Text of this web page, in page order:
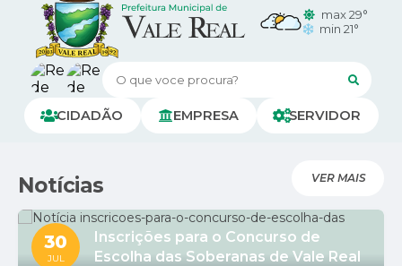
O que voce procura?
CIDADÃO EMPRESA SERVIDOR
max 29°
min 21°
Notícias VER MAIS
Inscrições para o Concurso de
Escolha das Soberanas de Vale Real
30
JUL